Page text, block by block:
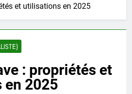
et utilisations en 2025
: propriétés et
2025